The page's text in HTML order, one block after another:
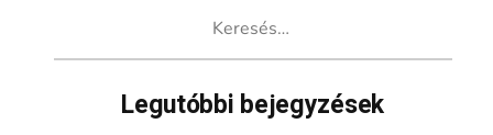
Legutóbbi bejegyzések